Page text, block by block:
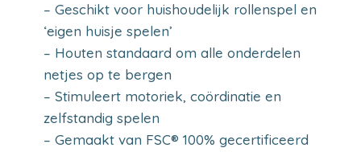
– Geschikt voor huishoudelijk rollenspel en
‘eigen huisje spelen’
– Houten standaard om alle onderdelen
netjes op te bergen
– Stimuleert motoriek, coördinatie en
zelfstandig spelen
– Gemaakt van FSC® 100% gecertificeerd